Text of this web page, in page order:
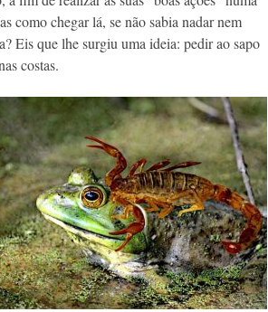
como chegar lá, se não sabia nadar nem
Eis que lhe surgiu uma ideia: pedir ao sapo
costas.